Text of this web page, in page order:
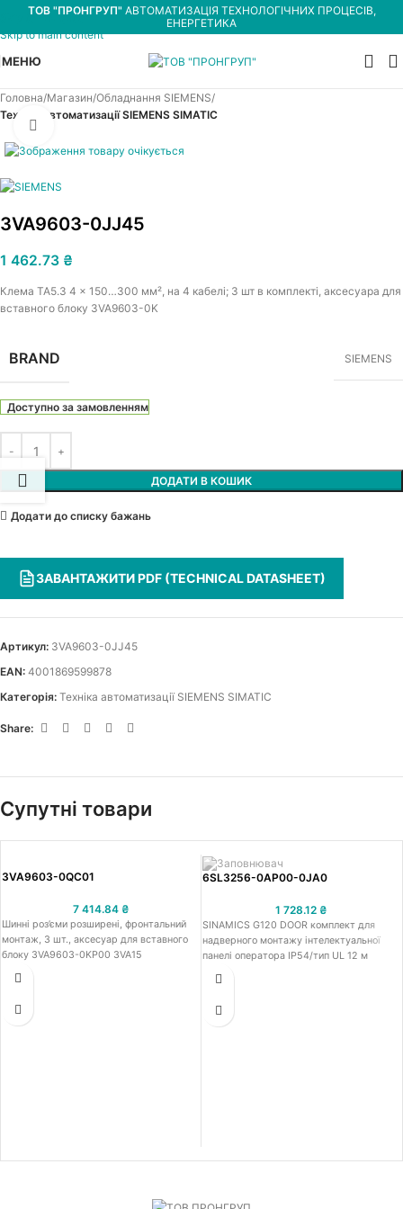
Skip to navigation
Skip to main content
ТОВ "ПРОНГРУП" АВТОМАТИЗАЦІЯ ТЕХНОЛОГІЧНИХ ПРОЦЕСІВ,
ЕНЕРГЕТИКА
МЕНЮ
Головна Магазин Обладнання SIEMENS
Техніка автоматизації SIEMENS SIMATIC
3VA9603-0JJ45
1 462.73 ₴
Клема TA5.3 4 x 150…300 мм², на 4 кабелі; 3 шт в комплекті, аксесуара для
вставного блоку 3VA9603-0K
BRAND SIEMENS
Доступно за замовленням
ДОДАТИ В КОШИК
Додати до списку бажань
ЗАВАНТАЖИТИ PDF (TECHNICAL DATASHEET)
EAN: 4001869599878
Артикул: 3VA9603-0JJ45
Категорія: Техніка автоматизації SIEMENS SIMATIC
Share:
Супутні товари
3VA9603-0QC01
7 414.84 ₴
Шинні роз’єми розширені, фронтальний
монтаж, 3 шт., аксесуар для вставного
блоку 3VA9603-0KP00 3VA15
6SL3256-0AP00-0JA0
1 728.12 ₴
SINAMICS G120 DOOR комплект для
надверного монтажу інтелектуальної
панелі оператора IP54/тип UL 12 м